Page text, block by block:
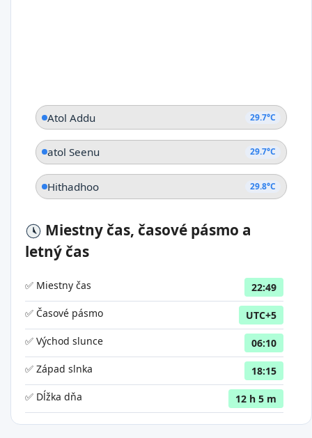
Atol Addu 29.7°C
atol Seenu 29.7°C
Hithadhoo 29.8°C
Miestny čas, časové pásmo a
letný čas
✅ Miestny čas
22:49
✅ Časové pásmo
UTC+5
✅ Východ slunce
06:10
✅ Západ slnka
18:15
✅ Dĺžka dňa
12 h 5 m